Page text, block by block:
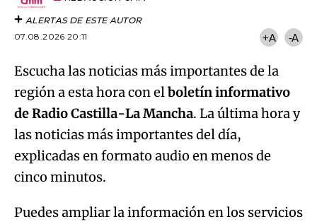
ALERTAS DE ESTE AUTOR
07.08.2026 20:11
+A -A
Escucha las noticias más importantes de la
región a esta hora con elboletín informativo
de Radio Castilla-La Mancha. La última hora y
las noticias más importantes del día,
explicadas en formato audio en menos de
cinco minutos.
Puedes ampliar la información en los servicios